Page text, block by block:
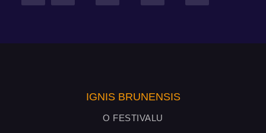
IGNIS BRUNENSIS
O FESTIVALU